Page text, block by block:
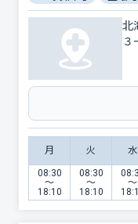
北
３
月 火 水
08:30
〜
18:10
08:30
〜
18:10
〜